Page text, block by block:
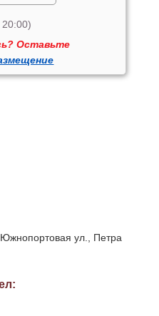
Оставьте
ул., Петра
: